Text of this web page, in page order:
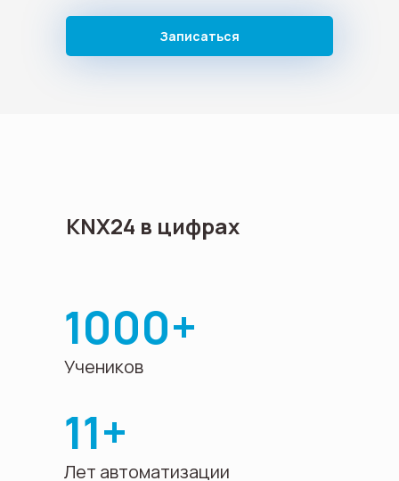
Записаться
KNX24 в цифрах
1000+
Учеников
11+
Лет автоматизации